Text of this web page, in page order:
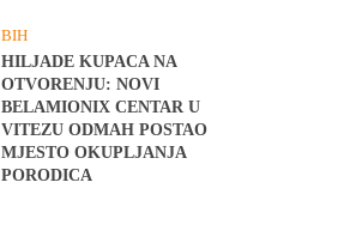
BIH
HILJADE KUPACA NA
OTVORENJU: NOVI
BELAMIONIX CENTAR U
VITEZU ODMAH POSTAO
MJESTO OKUPLJANJA
PORODICA